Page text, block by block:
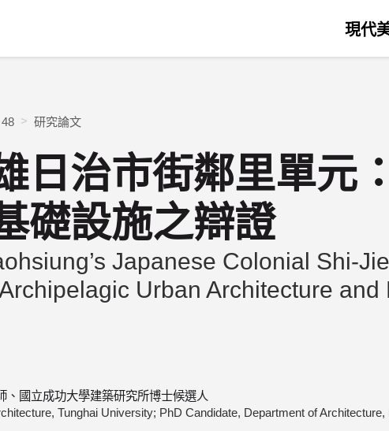
現代
48 研究論文
日治市街鄰里單元
礎設施之辯證
Japanese Colonial Shi-
Urban Architecture
、國立成功大學建築研究所博士候選人
Tunghai University; PhD Candidate, Department of